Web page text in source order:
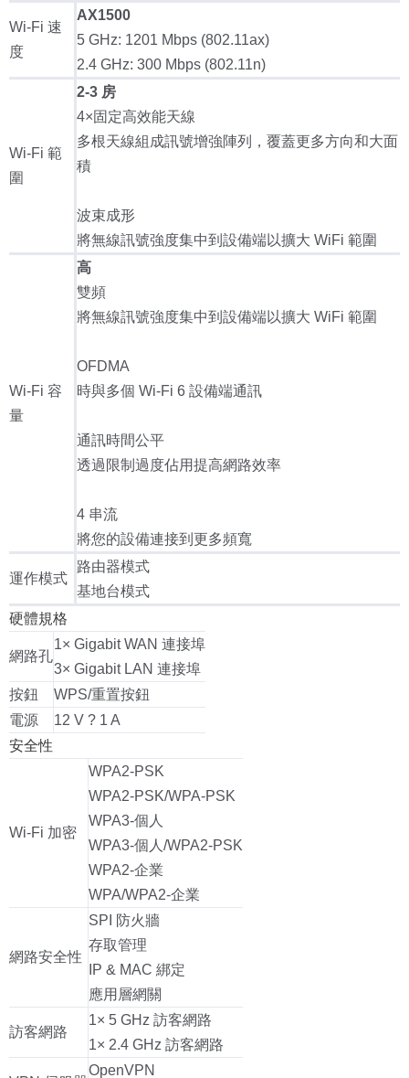
Wi-Fi 速
度
AX1500
5 GHz: 1201 Mbps (802.11ax)
2.4 GHz: 300 Mbps (802.11n)
Wi-Fi 範
圍
2-3 房
4×固定高效能天線
多根天線組成訊號增強陣列，覆蓋更多方向和大面
積
波束成形
將無線訊號強度集中到設備端以擴大 WiFi 範圍
Wi-Fi 容
量
高
雙頻
將無線訊號強度集中到設備端以擴大 WiFi 範圍
OFDMA
時與多個 Wi-Fi 6 設備端通訊
通訊時間公平
透過限制過度佔用提高網路效率
4 串流
將您的設備連接到更多頻寬
運作模式
路由器模式
基地台模式
硬體規格
網路孔
1× Gigabit WAN 連接埠
3× Gigabit LAN 連接埠
按鈕
WPS/重置按鈕
電源
12 V ? 1 A
安全性
Wi-Fi 加密
WPA2-PSK
WPA2-PSK/WPA-PSK
WPA3-個人
WPA3-個人/WPA2-PSK
WPA2-企業
WPA/WPA2-企業
網路安全性
SPI 防火牆
存取管理
IP & MAC 綁定
應用層網關
訪客網路
1× 5 GHz 訪客網路
1× 2.4 GHz 訪客網路
OpenVPN